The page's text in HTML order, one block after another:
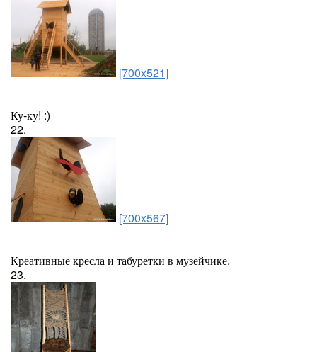
[700x521]
Ку-ку! :)
22.
[700x567]
Креативные кресла и табуретки в музейчике.
23.